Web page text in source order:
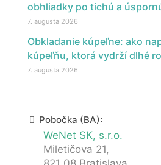
obhliadky po tichú a
7. augusta 2026
Obkladanie kúpeľne: ako
kúpeľňu, ktorá vydrží dlhé
7. augusta 2026
Pobočka (BA):
WeNet SK, s.r.o.
Miletičova 21,